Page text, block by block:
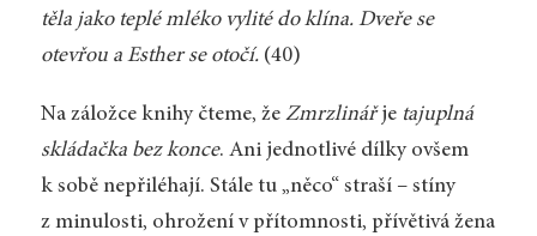
těla jako teplé mléko vylité do klína. Dveře se
otevřou a Esther se otočí.(40)
Na záložce knihy čteme, že Zmrzlinářje tajuplná
skládačka bez konce. Ani jednotlivé dílky ovšem
k sobě nepřiléhají. Stále tu „něco“ straší – stíny
z minulosti, ohrožení v přítomnosti, přívětivá žena